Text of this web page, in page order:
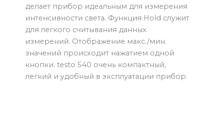
делает прибор идеальным для измерения
интенсивности света. Функция Hold служит
для легкого считывания данных
измерений. Отображение макс./мин.
значений происходит нажатием одной
кнопки. testo 540 очень компактный,
легкий и удобный в эксплуатации прибор.